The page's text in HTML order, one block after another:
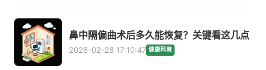
鼻中隔偏曲术后多久能恢复？关键看这几点
2026-02-28 17:10:47 健康科普